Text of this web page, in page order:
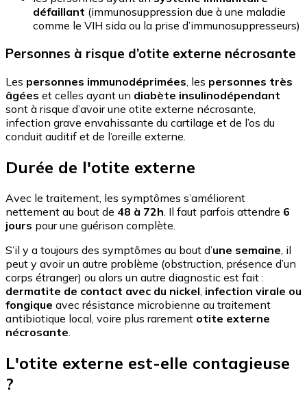
défaillant (immunosuppression due à une maladie
comme le VIH sida ou la prise d’immunosuppresseurs)
Personnes à risque d’otite externe nécrosante
Les personnes immunodéprimées , les personnes très
âgées et celles ayant un diabète insulinodépendant
sont à risque d’avoir une otite externe nécrosante,
infection grave envahissante du cartilage et de l’os du
conduit auditif et de l’oreille externe.
Durée de l'otite externe
Avec le traitement, les symptômes s’améliorent
nettement au bout de 48 à 72h . Il faut parfois attendre 6
jours pour une guérison complète.
S’il y a toujours des symptômes au bout d’une semaine , il
peut y avoir un autre problème (obstruction, présence d’un
corps étranger) ou alors un autre diagnostic est fait :
dermatite de contact avec du nickel infection virale ou
fongique avec résistance microbienne au traitement
antibiotique local, voire plus rarement otite externe
nécrosante
L'otite externe est-elle contagieuse
?